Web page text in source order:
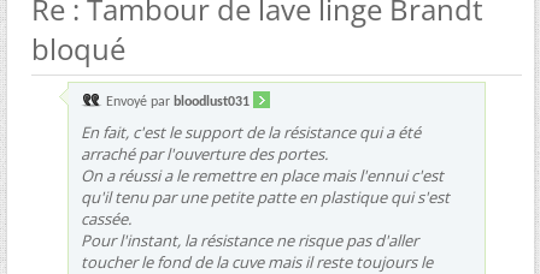
Re : Tambour de lave linge Brandt
bloqué
Envoyé par bloodlust031
En fait, c'est le support de la résistance qui a été
arraché par l'ouverture des portes.
On a réussi a le remettre en place mais l'ennui c'est
qu'il tenu par une petite patte en plastique qui s'est
cassée.
Pour l'instant, la résistance ne risque pas d'aller
toucher le fond de la cuve mais il reste toujours le